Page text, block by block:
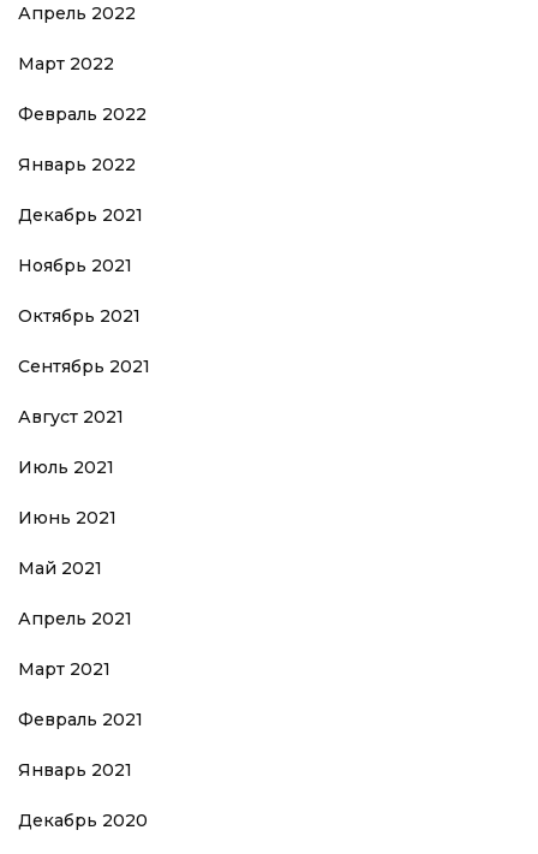
Апрель 2022
Март 2022
Февраль 2022
Январь 2022
Декабрь 2021
Ноябрь 2021
Октябрь 2021
Сентябрь 2021
Август 2021
Июль 2021
Июнь 2021
Май 2021
Апрель 2021
Март 2021
Февраль 2021
Январь 2021
Декабрь 2020